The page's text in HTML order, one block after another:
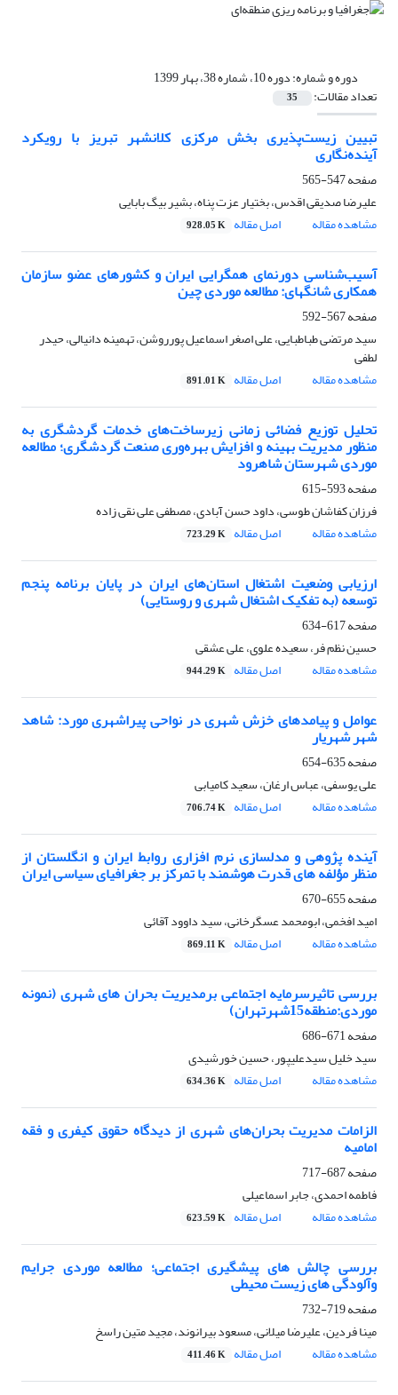
دوره و شماره:دوره 10، شماره 38، بهار 1399
تعداد مقالات: 35
تبیین زیست‌پذیری بخش مرکزی کلانشهر تبریز با رویکرد
آینده‌نگاری
صفحه547-565
علیرضا صدیقی اقدس، بختیار عزت پناه، بشیر بیگ بابایی
مشاهده مقاله
اصل مقاله 928.05 K
آسیب‌شناسی دورنمای همگرایی ایران و کشورهای عضو سازمان
همکاری شانگهای: مطالعه موردی چین
صفحه567-592
سید مرتضی طباطبایی، علی اصغر اسماعیل پورروشن، تهمینه دانیالی، حیدر
لطفی
مشاهده مقاله
اصل مقاله 891.01 K
تحلیل توزیع فضائی زمانی زیرساخت‌های خدمات گردشگری به
منظور مدیریت بهینه و افزایش بهره‌وری صنعت گردشگری؛ مطالعه
موردی شهرستان شاهرود
صفحه593-615
فرزان کفاشان طوسی، داود حسن آبادی، مصطفی علی نقی زاده
مشاهده مقاله
اصل مقاله 723.29 K
ارزیابی وضعیت اشتغال استان‌های ایران در پایان برنامه پنجم
توسعه (به تفکیک اشتغال شهری و روستایی)
صفحه617-634
حسین نظم فر، سعیده علوی، علی عشقی
مشاهده مقاله
اصل مقاله 944.29 K
عوامل و پیامدهای خزش شهری در نواحی پیراشهری مورد: شاهد
شهر شهریار
صفحه635-654
علی یوسفی، عباس ارغان، سعید کامیابی
مشاهده مقاله
اصل مقاله 706.74 K
آینده پژوهی و مدلسازی نرم افزاری روابط ایران و انگلستان از
منظر مؤلفه های قدرت هوشمند با تمرکز بر جغرافیای سیاسی ایران
صفحه655-670
امید افخمی، ابومحمد عسگرخانی، سید داوود آقائی
مشاهده مقاله
اصل مقاله 869.11 K
بررسی تاثیرسرمایه اجتماعی برمدیریت بحران های شهری (نمونه
موردی:منطقه15شهرتهران)
صفحه671-686
سید خلیل سیدعلیپور، حسین خورشیدی
مشاهده مقاله
اصل مقاله 634.36 K
الزامات مدیریت بحران‌های شهری از دیدگاه حقوق کیفری و فقه
امامیه
صفحه687-717
فاطمه احمدی، جابر اسماعیلی
مشاهده مقاله
اصل مقاله 623.59 K
بررسی چالش های پیشگیری اجتماعی؛ مطالعه موردی جرایم
وآلودگی های زیست محیطی
صفحه719-732
مینا فردین، علیرضا میلانی، مسعود بیرانوند، مجید متین راسخ
مشاهده مقاله
اصل مقاله 411.46 K